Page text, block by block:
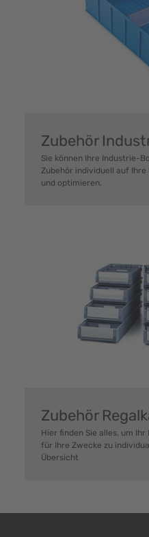
Zubehör
Sie können Ihre Industrie-
Zubehör individuell auf Ihre
und optimieren.
Zubehör
Hier finden Sie alles, um
für Ihre Zwecke zu
Übersicht